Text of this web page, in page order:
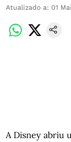
Atualizado a: 01
A Disney abriu